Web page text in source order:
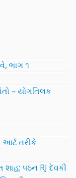
ભાગ ૧
– યોગતિલક
આર્ટ તરીકે
શાહ; પઠન RJ દેવકી